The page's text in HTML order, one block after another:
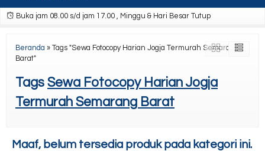
Buka jam 08.00 s/d jam 17.00 , Minggu & Hari Besar Tutup
Beranda » Tags "Sewa Fotocopy Harian Jogja Termurah Semarang
Barat"
Tags Sewa Fotocopy Harian Jogja
Termurah Semarang Barat
Maaf, belum tersedia produk pada kategori ini.